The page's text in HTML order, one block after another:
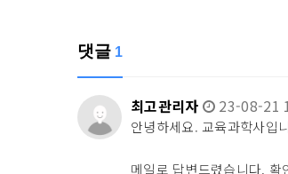
댓글 1
최고관리자 23-08-21
안녕하세요. 교육과학사입
메일로 답변드렸습니다. 확